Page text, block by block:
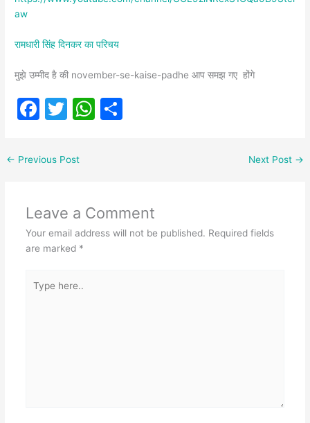
aw
रामधारी सिंह दिनकर का परिचय
मुझे उम्मीद है की november-se-kaise-padhe आप समझ गए होंगे
F
c
o
o
T
itt
W
p
p
← Previous Post Next Post →
Leave a Comment
Your email address will not be published. Required fields
are marked *
here..